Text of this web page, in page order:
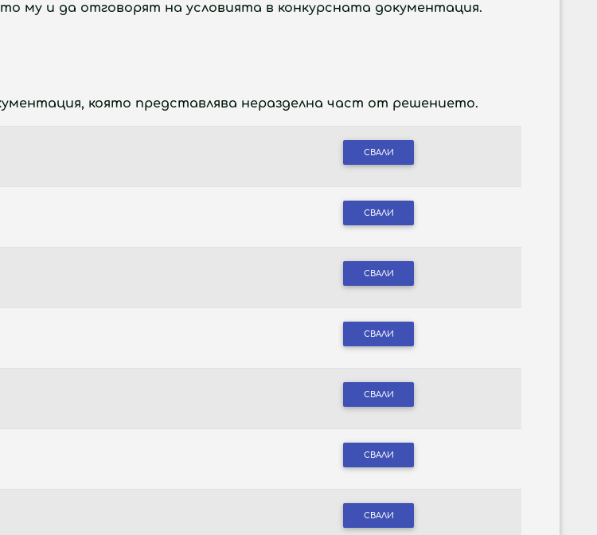
му и да отговорят на условията в конкурсната документация.
която представлява неразделна част от решението.
СВАЛИ
СВАЛИ
СВАЛИ
СВАЛИ
СВАЛИ
СВАЛИ
СВАЛИ